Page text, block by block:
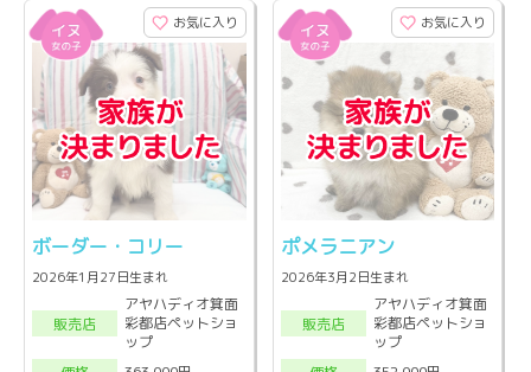
お気に入り
ボーダー・コリー
2026年1月27日生まれ
販売店
アヤハディオ箕面
彩都店ペットショ
ップ
お気に入り
ポメラニアン
2026年3月2日生まれ
販売店
アヤハディオ箕面
彩都店ペットショ
ップ